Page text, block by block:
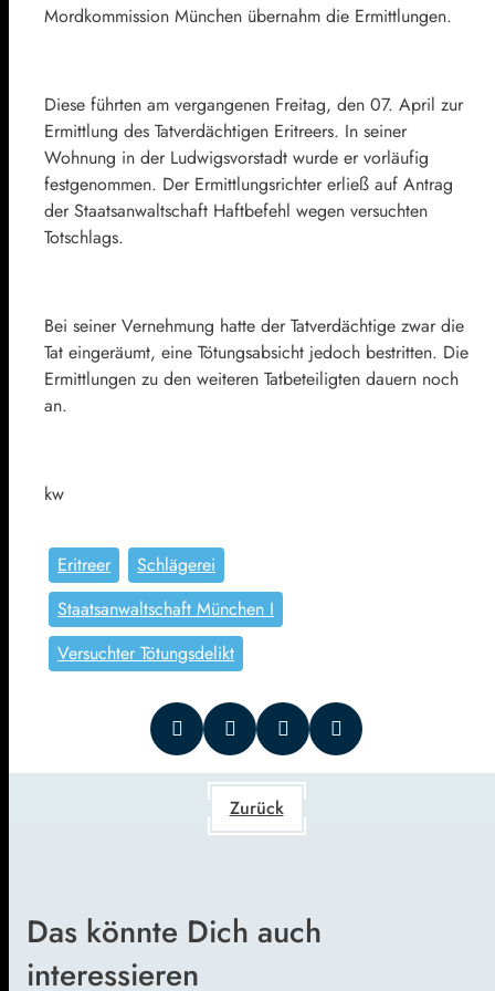
Mordkommission München übernahm die Ermittlungen.
Diese führten am vergangenen Freitag, den 07. April zur
Ermittlung des Tatverdächtigen Eritreers. In seiner
Wohnung in der Ludwigsvorstadt wurde er vorläufig
festgenommen. Der Ermittlungsrichter erließ auf Antrag
der Staatsanwaltschaft Haftbefehl wegen versuchten
Totschlags.
Bei seiner Vernehmung hatte der Tatverdächtige zwar die
Tat eingeräumt, eine Tötungsabsicht jedoch bestritten. Die
Ermittlungen zu den weiteren Tatbeteiligten dauern noch
an.
kw
Eritreer
Schlägerei
Staatsanwaltschaft München I
Versuchter Tötungsdelikt
Zurück
Das könnte Dich auch
interessieren